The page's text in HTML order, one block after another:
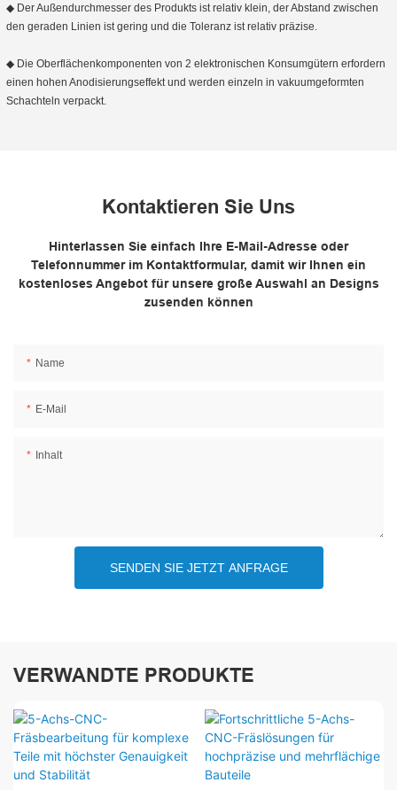
◆ Der Außendurchmesser des Produkts ist relativ klein, der Abstand zwischen
den geraden Linien ist gering und die Toleranz ist relativ präzise.
◆ Die Oberflächenkomponenten von 2 elektronischen Konsumgütern erfordern
einen hohen Anodisierungseffekt und werden einzeln in vakuumgeformten
Schachteln verpackt.
Kontaktieren Sie Uns
Hinterlassen Sie einfach Ihre E-Mail-Adresse oder
Telefonnummer im Kontaktformular, damit wir Ihnen ein
kostenloses Angebot für unsere große Auswahl an Designs
zusenden können
Name
E-Mail
Inhalt
SENDEN SIE JETZT ANFRAGE
VERWANDTE PRODUKTE